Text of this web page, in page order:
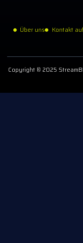
Über uns Kontakt
Copyright © 2025